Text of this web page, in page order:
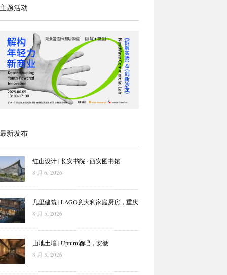
题活动
新发布
红山设计 | 长安书院 · 西安图书馆
8 月 6, 2026
几里建筑 | LAGO意大利家庭厨房，重庆
8 月 5, 2026
山地土壤 | Upturn酒吧，安徽
8 月 3, 2026